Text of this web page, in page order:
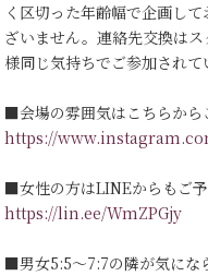
く区切った年齢幅で企画し
ざいません。連絡先交換は
様同じ気持ちでご参加されて
■会場の雰囲気はこちらか
https://
■女性の方はLINEからもご
https://lin.ee/WmZPGjy
■男女5:5～7:7の隣が気に